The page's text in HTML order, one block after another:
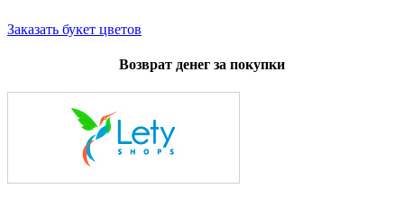
Заказать букет цветов
Возврат денег за покупки